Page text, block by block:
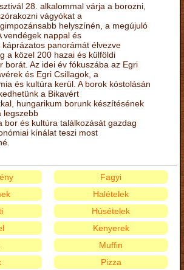
28. alkalommal várja a borozni,
vágyókat a
helyszínén, a megújuló
vendégek nappal és
panorámát élvezve
a közel 200 hazai és külföldi
borát. Az idei év fókuszába az Egri
és Egri Csillagok, a
és kultúra kerül. A borok kóstolásán
a Bikavért
hungarikum borunk készítésének
legszebb
bor és kultúra találkozását gazdag
kínálat teszi most
Fagyi
Halételek
Húsételek
Kenyerek
Muffin
Pizza